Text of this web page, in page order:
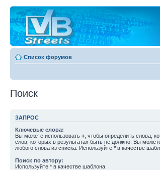
Список форумов
Поиск
ЗАПРОС
Ключевые слова:
Вы можете использовать + , чтобы определить слова,
слов, которых в результатах быть не должно. Вы
любого слова из списка. Используйте * в качестве
Поиск по автору:
Используйте * в качестве шаблона.